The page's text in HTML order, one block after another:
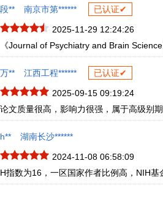
段** 南京市第****** 已认证✔
2025-11-29 12:24:26
《Journal of Psychiatry and Brain
万** 江西工程****** 已认证✔
2025-09-15 09:19:24
论文质量很高，影响力很强，属于高级别期
h** 湖南长沙******
2024-11-08 06:58:09
H指数为16，一区国家作者比例高，NIH基